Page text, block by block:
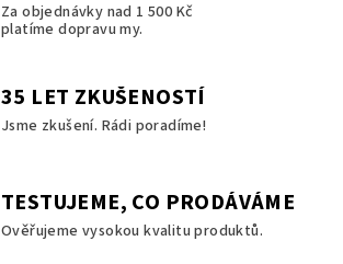
Za objednávky nad 1 500 Kč
platíme dopravu my.
35 LET ZKUŠENOSTÍ
Jsme zkušení. Rádi poradíme!
TESTUJEME, CO PRODÁVÁME
Ověřujeme vysokou kvalitu produktů.